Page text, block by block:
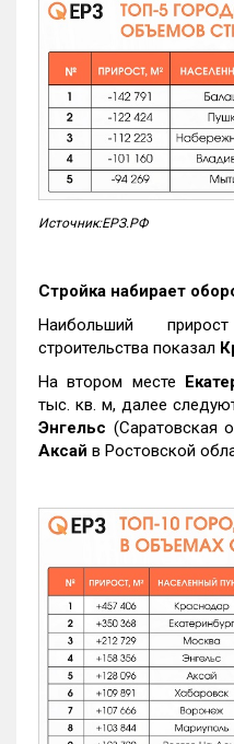
Источник:ЕРЗ.РФ
Стройка набирает
Наибольший
строительства показал
На втором месте
тыс. кв. м, далее
Энгельс (Саратовская
Аксай в Ростовской